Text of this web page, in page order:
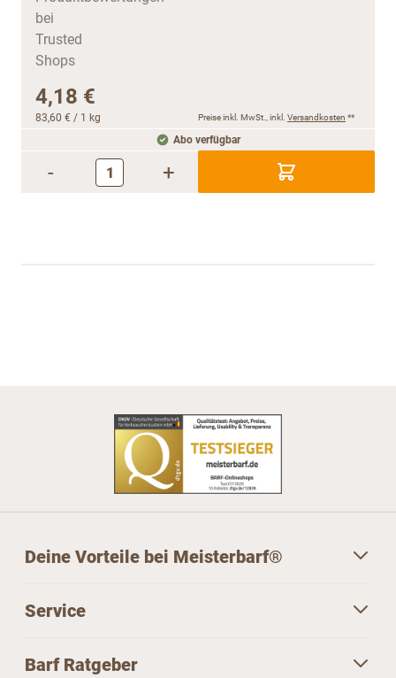
4,18 €
83,60 € / 1 kg Preise inkl. MwSt., inkl. Versandkosten **
Abo verfügbar
- +
Deine Vorteile bei Meisterbarf®
Service
Barf Ratgeber